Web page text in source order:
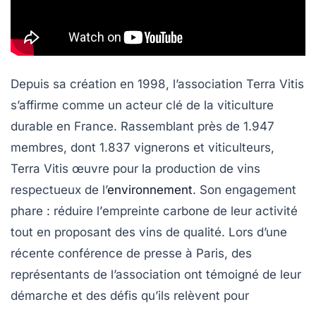
Depuis sa création en 1998, l’association Terra Vitis
s’affirme comme un acteur clé de la viticulture
durable en France. Rassemblant près de 1.947
membres, dont 1.837 vignerons et viticulteurs,
Terra Vitis œuvre pour la production de vins
respectueux de l’environnement. Son engagement
phare : réduire l’empreinte carbone de leur activité
tout en proposant des vins de qualité. Lors d’une
récente conférence de presse à Paris, des
représentants de l’association ont témoigné de leur
démarche et des défis qu’ils relèvent pour